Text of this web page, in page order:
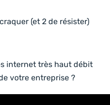
(et 2 de résister)
internet très haut débit
votre entreprise ?